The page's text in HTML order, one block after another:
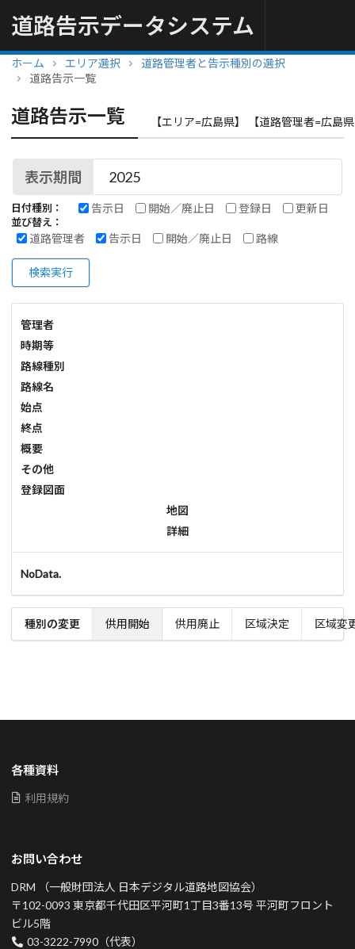
道路告示データシステム
ホーム エリア選択
道路管理者と告示種別の選択
道路告示一覧
道路告示一覧 【エリア=広島県】 【道路管理者=広島
表示期間
日付種別： 告示日 開始／廃止日 登録日 更新日
並び替え：
道路管理者 告示日 開始／廃止日 路線
検索実行
管理者
時期等
路線種別
路線名
始点
終点
概要
その他
登録図面
地図
詳細
NoData.
種別の変更 供用開始 供用廃止 区域決定 区域変
各種資料
利用規約
お問い合わせ
DRM （一般財団法人 日本デジタル道路地図協会）
〒102-0093 東京都千代田区平河町1丁目3番13号 平河町フロント
ビル5階
03-3222-7990（代表）